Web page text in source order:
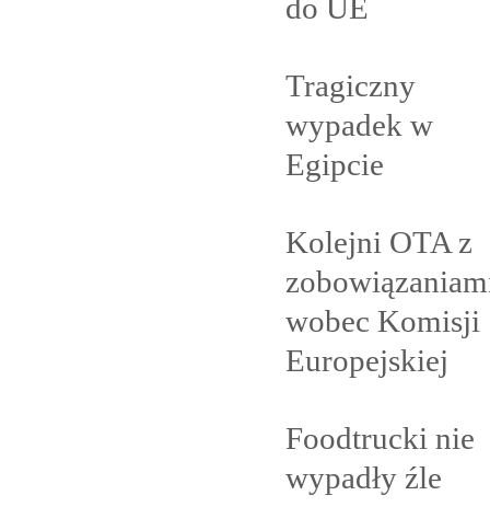
do UE
Tragiczny
wypadek w
Egipcie
Kolejni OTA z
wobec Komisji
Europejskiej
Foodtrucki nie
wypadły źle